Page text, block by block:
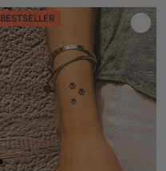
BESTSELLER